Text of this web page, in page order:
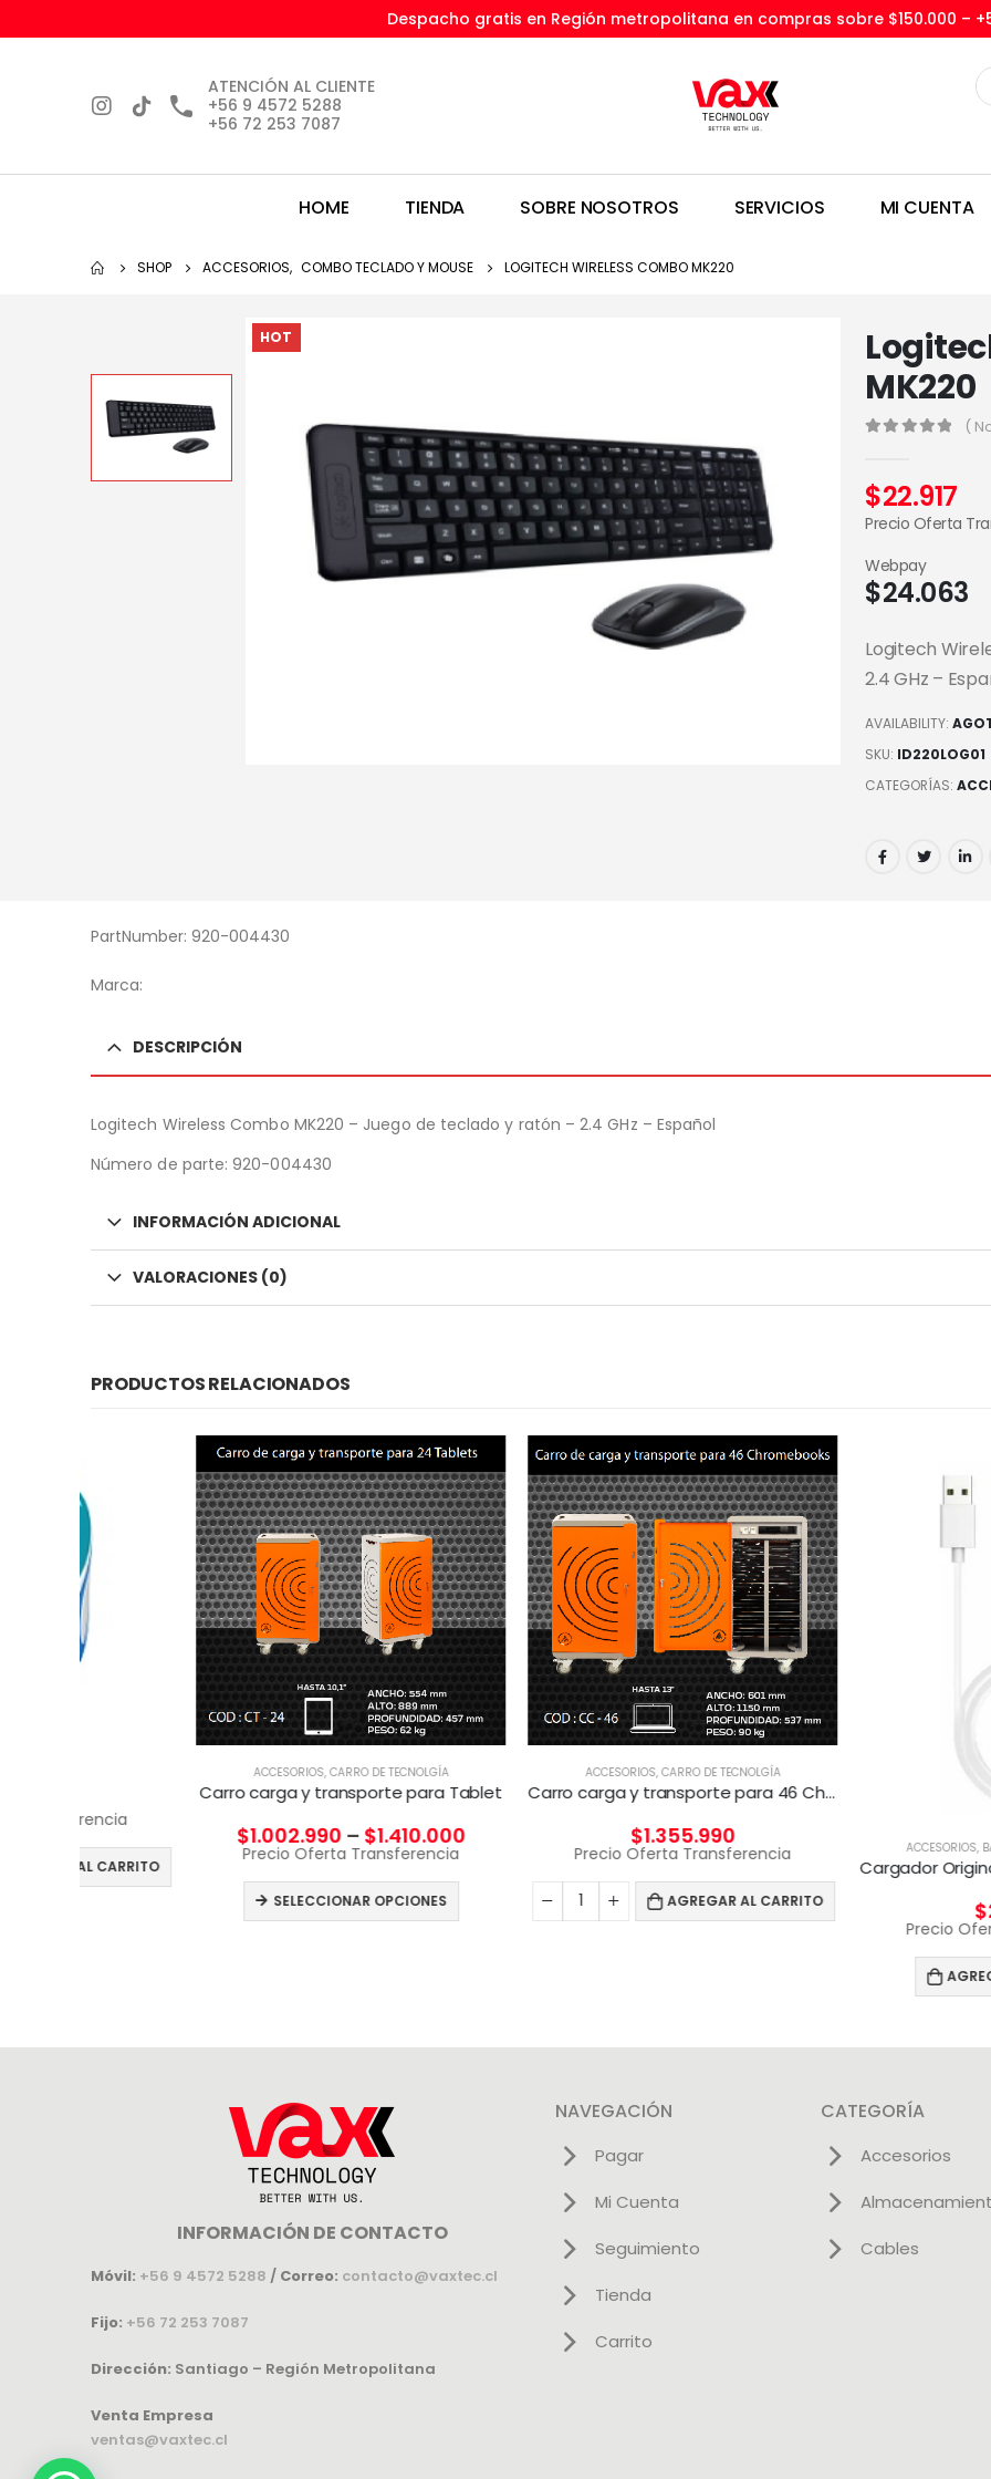
Despacho gratis en Región metropolitana en compras sobre $150.000 –
ATENCIÓN AL CLIENTE
+56 9 4572 5288
+56 72 253 7087
HOME TIENDA SOBRE NOSOTROS SERVICIOS MI CUENTA
SHOP ACCESORIOS, COMBO TECLADO Y MOUSE LOGITECH WIRELESS COMBO MK220
HOT
MK220
(
$22.917
Precio Oferta
$24.063
Webpay
Logitech
2.4 GHz –
AVAILABILITY:
SKU: ID220LOG01
CATEGORÍAS:
PartNumber: 920-004430
Marca:
DESCRIPCIÓN
Logitech Wireless Combo MK220 – Juego de teclado y ratón – 2.4 GHz – Español
Número de parte:920-004430
INFORMACIÓN ADICIONAL
VALORACIONES (0)
PRODUCTOS RELACIONADOS
CARRO DE TECNOLGÍA
Carro carga y transporte para Tablet
–$1.410.000
Precio Oferta Transferencia
SELECCIONAR OPCIONES
CARRO DE TECNOLGÍA
Carro carga y transporte para 46 Chromebook
Precio Oferta Transferencia
AGREGAR AL CARRITO
BATERÍAS Y
Precio Oferta
AGREGAR AL
INFORMACIÓN DE CONTACTO
Móvil: +56 9 4572 5288 / Correo: contacto@vaxtec.cl
Fijo: +56 72 253 7087
Dirección: Santiago – Región Metropolitana
Venta Empresa
ventas@vaxtec.cl
NAVEGACIÓN
Pagar
Mi Cuenta
Seguimiento
Tienda
Carrito
CATEGORÍA
Accesorios
Cables